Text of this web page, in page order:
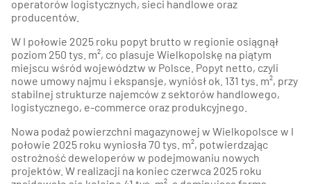
operatorów logistycznych, sieci handlowe oraz
producentów.
W I połowie 2025 roku popyt brutto w regionie osiągnął
poziom 250 tys. m², co plasuje Wielkopolskę na piątym
miejscu wśród województw w Polsce. Popyt netto, czyli
nowe umowy najmu i ekspansje, wyniósł ok. 131 tys. m², przy
stabilnej strukturze najemców z sektorów handlowego,
logistycznego, e-commerce oraz produkcyjnego.
Nowa podaż powierzchni magazynowej w Wielkopolsce w I
połowie 2025 roku wyniosła 70 tys. m², potwierdzając
ostrożność deweloperów w podejmowaniu nowych
projektów. W realizacji na koniec czerwca 2025 roku